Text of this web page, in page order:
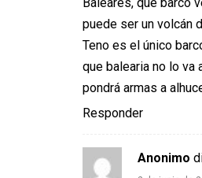
puede ser un volcán
Teno es el único
que balearia no lo va
pondrá armas a
Responder
Anonimo